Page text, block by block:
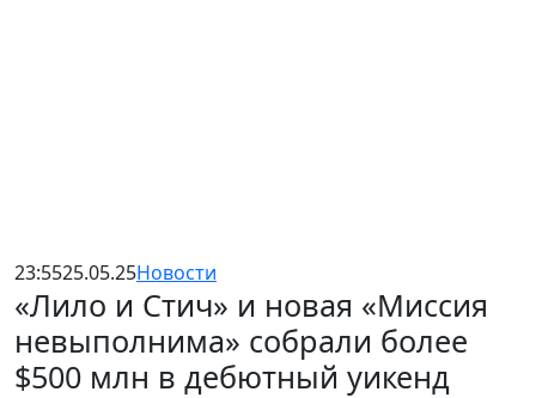
23:5525.05.25Новости
«Лило и Стич» и новая «Миссия
невыполнима» собрали более
$500 млн в дебютный уикенд